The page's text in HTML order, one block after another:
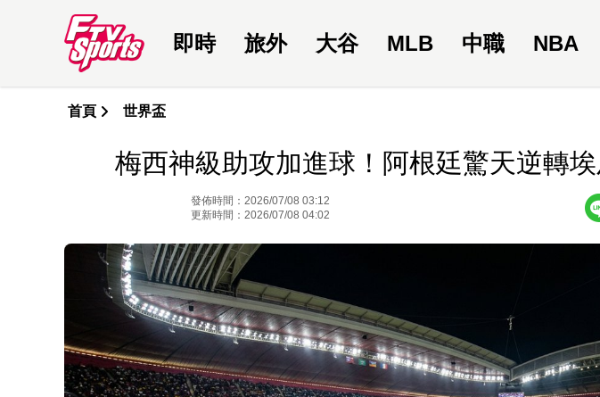
即時 旅外 大谷 MLB 中職 NBA
首頁 世界盃
梅西神級助攻加進球！阿根廷驚天逆轉
發佈時間：2026/07/08 03:12
更新時間：2026/07/08 04:02